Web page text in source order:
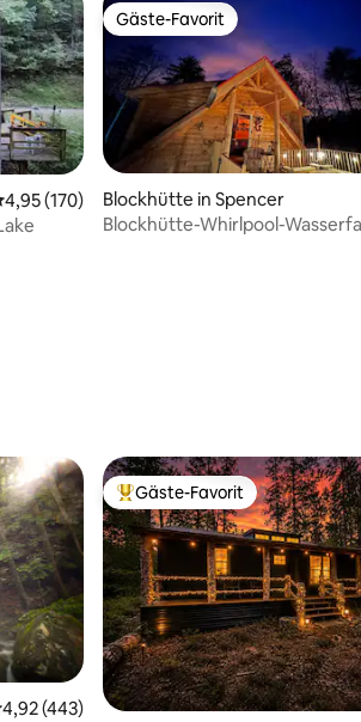
Bewertung: 4,95 von 5,
4,95 (170)
Gäste-Favorit
Gäste-Favorit
Blockhütte in Spencer
Blockhütte-Whirlpool-
Bewertungen
Bewertung: 4,92 von 5,
4,92 (443)
Beliebter Gäste-Favorit.
Gäste-Favorit